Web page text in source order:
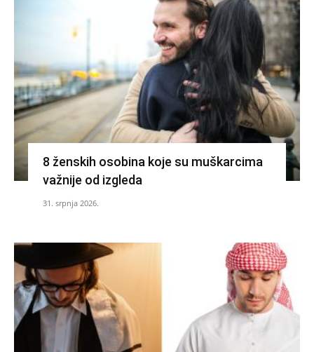
8 ženskih osobina koje su muškarcima
važnije od izgleda
31. srpnja 2026.